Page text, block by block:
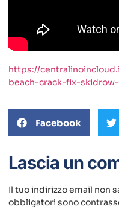
https://
beach-crack-fix-
Facebook
Lascia un
Il tuo indirizzo email non
obbligatori sono